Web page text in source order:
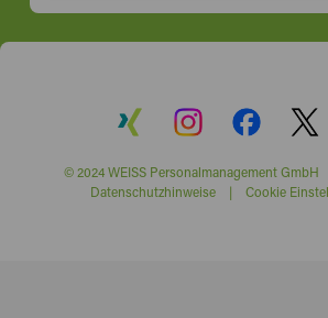
© 2024 WEISS Personalmanagement
Datenschutzhinweise| Cookie